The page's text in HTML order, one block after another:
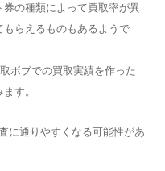
の種類によって買取率が異
らえるものもあるようで
ボブでの買取実績を作った
す。
に通りやすくなる可能性があ